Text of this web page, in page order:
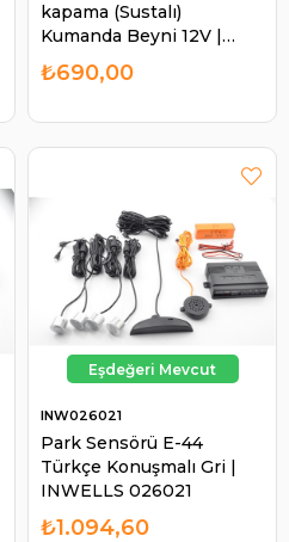
kapama (Sustalı)
Kumanda Beyni 12V |
INWELLS 0240013208
₺690,00
Park Sensörü E-44
Türkçe Konuşmalı Gri |
INWELLS 026021
INW026021
₺1.094,60